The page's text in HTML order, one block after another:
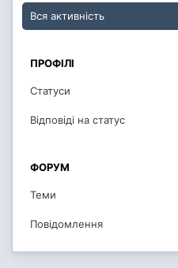
Вся активність
ПРОФІЛІ
Статуси
Відповіді на статус
ФОРУМ
Теми
Повідомлення